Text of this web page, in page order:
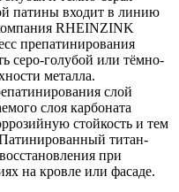
патины входит в линию
RHEINZINK
препатинирования
серо-голубой или тёмно-
металла.
слой
слоя карбоната
стойкость и тем
титан-
при
на кровле или фасаде.